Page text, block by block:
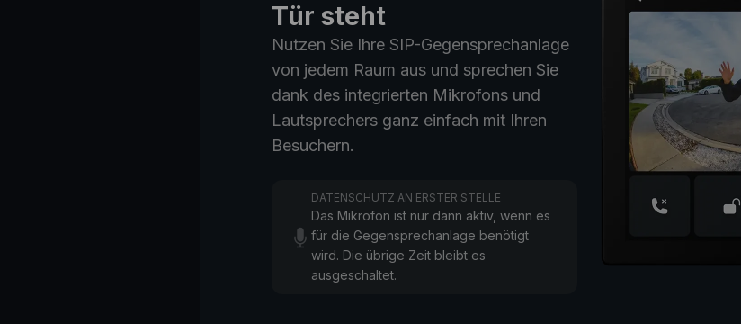
Tür steht
Nutzen Sie Ihre SIP-Gegensprechanlage
von jedem Raum aus und sprechen Sie
dank des integrierten Mikrofons und
Lautsprechers ganz einfach mit Ihren
Besuchern.
DATENSCHUTZ AN ERSTER STELLE
Das Mikrofon ist nur dann aktiv, wenn es
für die Gegensprechanlage benötigt
wird. Die übrige Zeit bleibt es
ausgeschaltet.